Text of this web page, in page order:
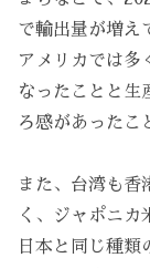
で輸出量が増え
アメリカでは多
なったことと生
ろ感があったこ
また、台湾も香
く、ジャポニカ
日本と同じ種類